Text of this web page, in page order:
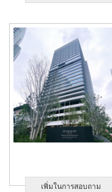
เพิ่มในการสอบถาม